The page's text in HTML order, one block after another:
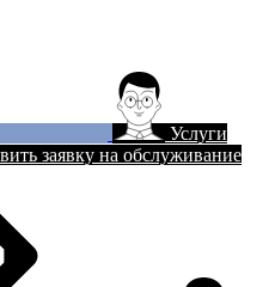
Услуги
заявку на обслуживание